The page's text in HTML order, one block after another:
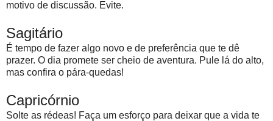
motivo de discussão. Evite.
Sagitário
É tempo de fazer algo novo e de preferência que te dê
prazer. O dia promete ser cheio de aventura. Pule lá do alto,
mas confira o pára-quedas!
Capricórnio
Solte as rédeas! Faça um esforço para deixar que a vida te